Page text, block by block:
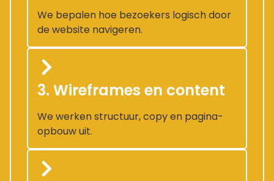
We bepalen hoe bezoekers logisch door
de website navigeren.
3. Wireframes en content
We werken structuur, copy en pagina-
opbouw uit.